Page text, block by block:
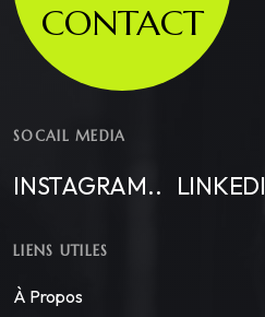
CONTACT
SOCAIL MEDIA
INSTAGRAM..
LIENS UTILES
À Propos